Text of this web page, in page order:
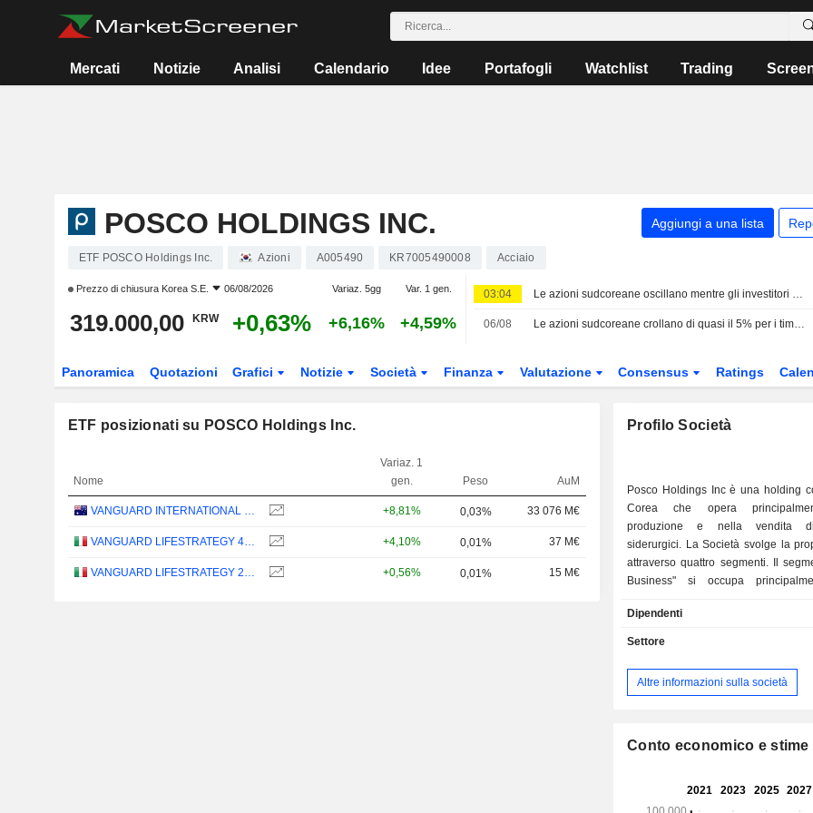
Mercati Notizie Analisi Calendario Idee Portafogli Watchlist Trading
POSCO HOLDINGS INC. Aggiungi a una lista
ETF POSCO Holdings Inc. Azioni A005490 KR7005490008 Acciaio
Prezzo di chiusura Korea S.E. 06/08/2026 Variaz. 5gg Var. 1 gen.
319.000,00 KRW +0,63% +6,16% +4,59%
03:04 Le azioni sudcoreane oscillano mentre gli investitori valutano gli utili negli Stati Uniti
06/08 Le azioni sudcoreane crollano di quasi il 5% per i timori sulla spesa nell'IA; il won sale
Panoramica Quotazioni Grafici Notizie Società Finanza Valutazione Consensus Ratings
ETF posizionati su POSCO Holdings Inc.
Nome
Variaz. 1
gen.
Peso AuM
VANGUARD INTERNATIONAL EQUITY INDEX FUNDS - VANGUARD FTSE ALL-WORLD EX-US ETF +8,81% 0,03% 33 076 M€
VANGUARD LIFESTRATEGY 40% EQUITY UCITS ETF - DISTRIBUTING - EUR +4,10% 0,01% 37 M€
VANGUARD LIFESTRATEGY 20% EQUITY UCITS ETF - DISTRIBUTING - EUR +0,56% 0,01% 15 M€
Profilo Società
Posco Holdings Inc è una holding
Corea che opera
produzione e nella vendita
siderurgici. La Società svolge la
attraverso quattro segmenti. Il
Business" si occupa
caldo, acciaio laminato a
inossidabile e altri prodotti
attività commerciali relative ad
prodotti chimici, materiali ed
logistici. Il segmento dei materiali
Dipendenti
Settore
Altre informazioni sulla società
Conto economico e stime